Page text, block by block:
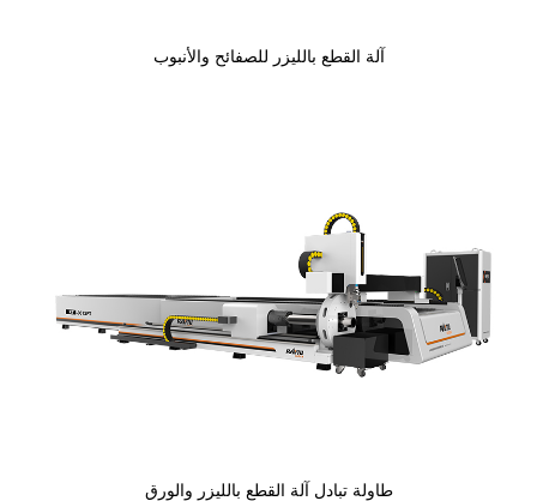
آلة القطع بالليزر للصفائح والأنبوب
طاولة تبادل آلة القطع بالليزر والورق